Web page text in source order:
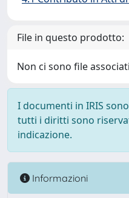
File in questo prodotto:
Non ci sono file
I documenti in IRIS
tutti i diritti sono
indicazione.
Informazioni